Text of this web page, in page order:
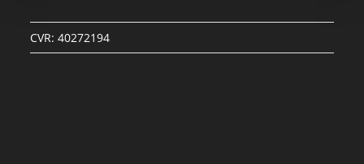
CVR: 40272194